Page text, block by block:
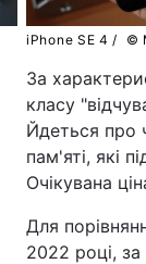
iPhone SE 4 / ©
За
класу
Йдеться про
пам'яті, які
Очікувана
Для
2022 році,